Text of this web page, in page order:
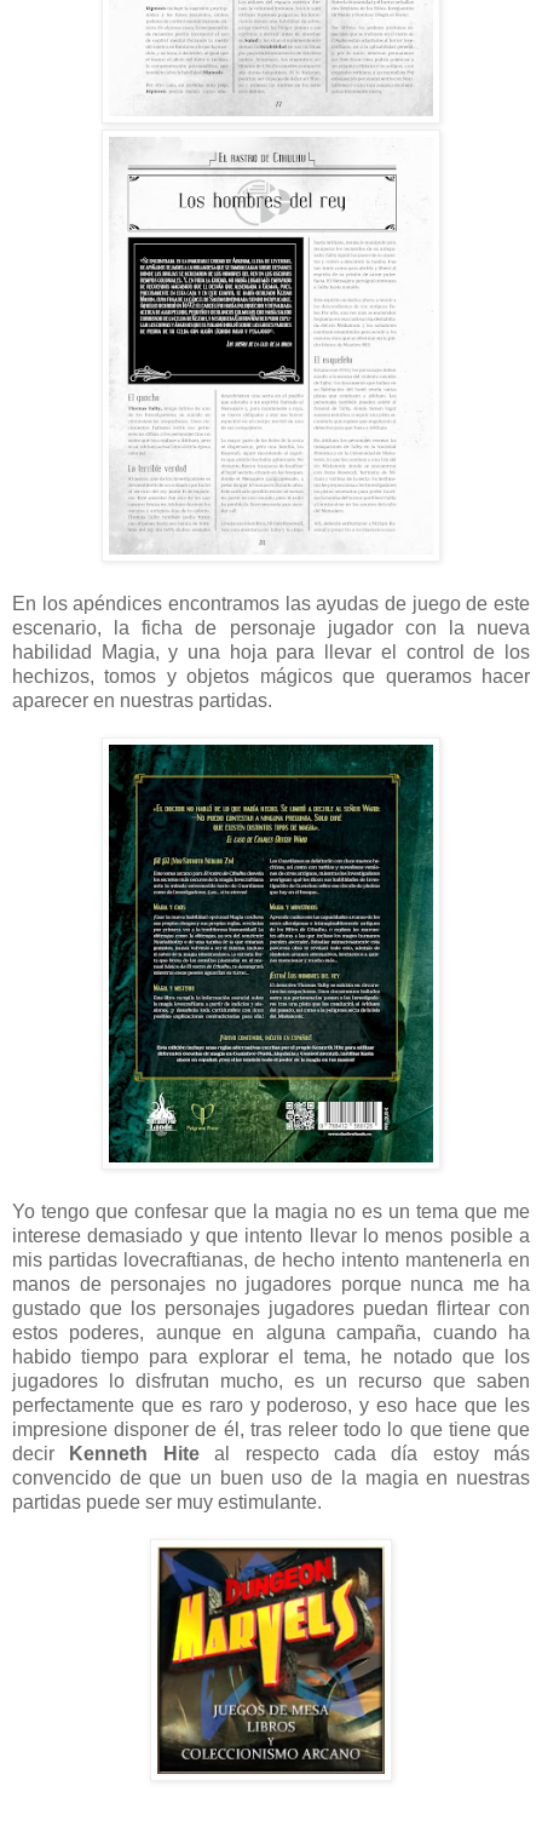
En los apéndices encontramos las ayudas de juego de este
escenario, la ficha de personaje jugador con la nueva
habilidad Magia, y una hoja para llevar el control de los
hechizos, tomos y objetos mágicos que queramos hacer
aparecer en nuestras partidas.
Yo tengo que confesar que la magia no es un tema que me
interese demasiado y que intento llevar lo menos posible a
mis partidas lovecraftianas, de hecho intento mantenerla en
manos de personajes no jugadores porque nunca me ha
gustado que los personajes jugadores puedan flirtear con
estos poderes, aunque en alguna campaña, cuando ha
habido tiempo para explorar el tema, he notado que los
jugadores lo disfrutan mucho, es un recurso que saben
perfectamente que es raro y poderoso, y eso hace que les
impresione disponer de él, tras releer todo lo que tiene que
decir
Kenneth Hiteal respecto cada día estoy más
convencido de que un buen uso de la magia en nuestras
partidas puede ser muy estimulante.